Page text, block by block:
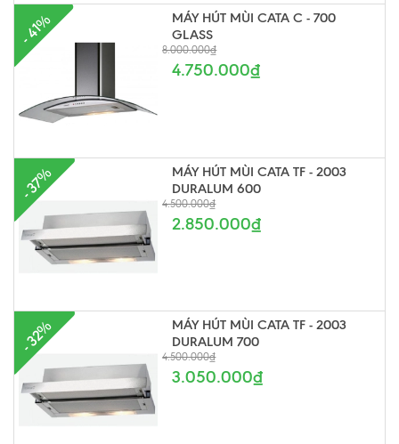
- 41%
MÁY HÚT MÙI CATA C - 700
GLASS
8.000.000₫
4.750.000₫
- 37%
MÁY HÚT MÙI CATA TF - 2003
DURALUM 600
4.500.000₫
2.850.000₫
- 32%
MÁY HÚT MÙI CATA TF - 2003
DURALUM 700
4.500.000₫
3.050.000₫